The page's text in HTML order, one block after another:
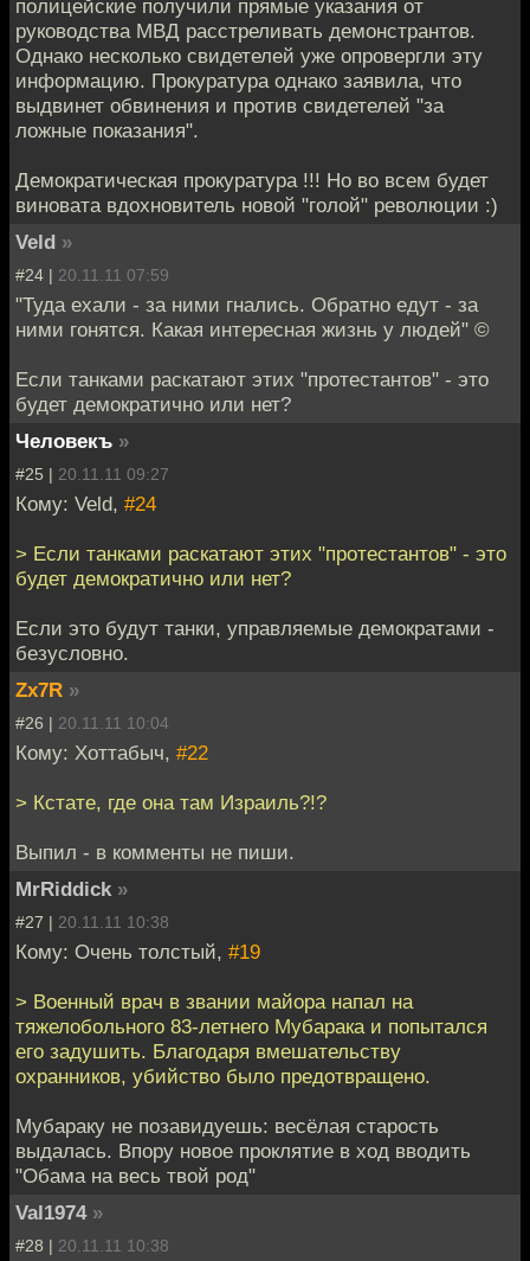
полицейские получили прямые указания от
руководства МВД расстреливать демонстрантов.
Однако несколько свидетелей уже опровергли эту
информацию. Прокуратура однако заявила, что
выдвинет обвинения и против свидетелей "за
ложные показания".
Демократическая прокуратура !!! Но во всем будет
виновата вдохновитель новой "голой" революции :)
Veld »
#24 | 20.11.11 07:59
"Туда ехали - за ними гнались. Обратно едут - за
ними гонятся. Какая интересная жизнь у людей" ©
Если танками раскатают этих "протестантов" - это
будет демократично или нет?
Человекъ »
#25 | 20.11.11 09:27
Кому: Veld, #24
> Если танками раскатают этих "протестантов" - это
будет демократично или нет?
Если это будут танки, управляемые демократами -
безусловно.
Zx7R »
#26 | 20.11.11 10:04
Кому: Хоттабыч, #22
> Кстате, где она там Израиль?!?
Выпил - в комменты не пиши.
MrRiddick »
#27 | 20.11.11 10:38
Кому: Очень толстый, #19
> Военный врач в звании майора напал на
тяжелобольного 83-летнего Мубарака и попытался
его задушить. Благодаря вмешательству
охранников, убийство было предотвращено.
Мубараку не позавидуешь: весёлая старость
выдалась. Впору новое проклятие в ход вводить
"Обама на весь твой род"
Val1974 »
#28 | 20.11.11 10:38